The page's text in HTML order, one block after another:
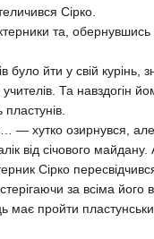
Сірко.
та, обернувшись
йти у свій курінь,
Та навздогін
хутко озирнувся, але
від січового
Сірко
за всіма
пройти